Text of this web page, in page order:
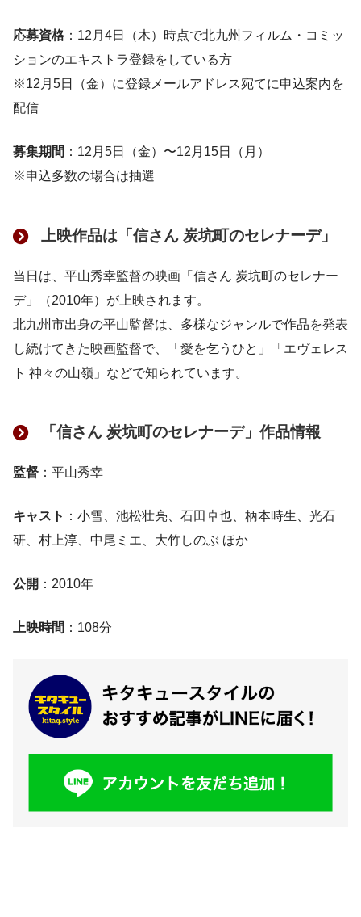
応募資格 ：12月4日（木）時点で北九州フィルム・コミッ
ションのエキストラ登録をしている方
※12月5日（金）に登録メールアドレス宛てに申込案内を
配信
募集期間 ：12月5日（金）〜12月15日（月）
※申込多数の場合は抽選
上映作品は「信さん 炭坑町のセレナーデ」
当日は、平山秀幸監督の映画「信さん 炭坑町のセレナー
デ」（2010年）が上映されます。
北九州市出身の平山監督は、多様なジャンルで作品を発表
し続けてきた映画監督で、「愛を乞うひと」「エヴェレス
ト 神々の山嶺」などで知られています。
「信さん 炭坑町のセレナーデ」作品情報
監督 ：平山秀幸
キャスト ：小雪、池松壮亮、石田卓也、柄本時生、光石
研、村上淳、中尾ミエ、大竹しのぶ ほか
公開 ：2010年
上映時間 ：108分